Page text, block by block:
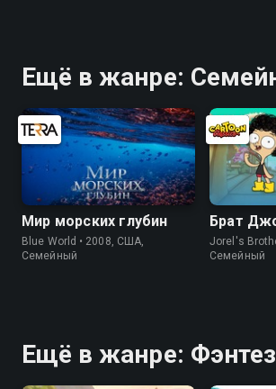
Ещё в жанре:
Мир морских глубин
Blue World • 2008, США,
Cемейный
Брат
Jorel's
Cемейный
Ещё в жанре: